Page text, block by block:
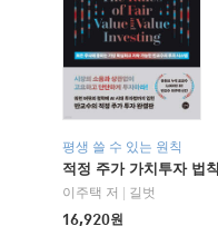
평생 쓸 수 있는 원칙
적정 주가 가치투자 법칙
이주택 저
길벗
16,920원